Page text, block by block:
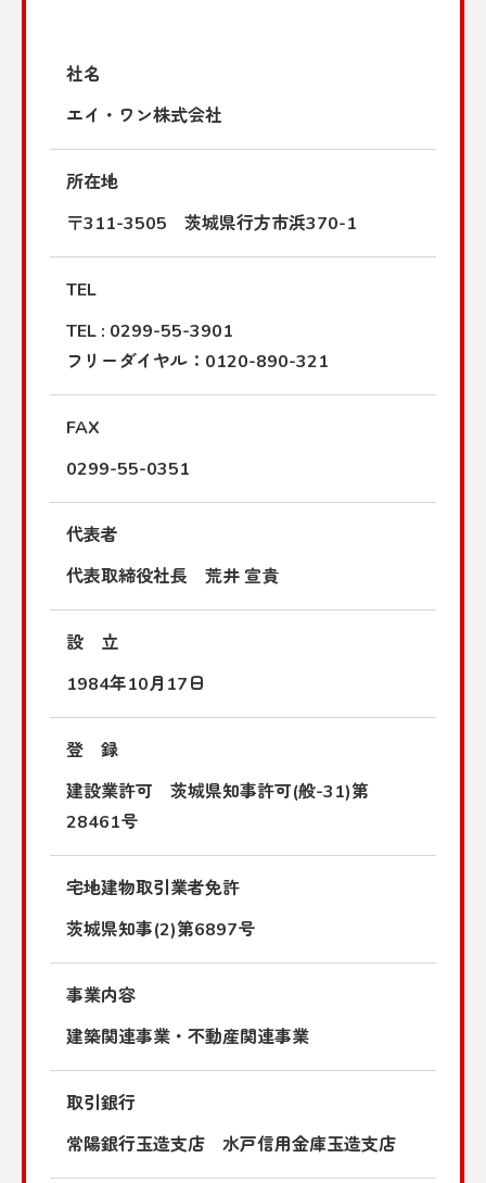
社名
エイ・ワン株式会社
所在地
〒311-3505 茨城県行方市浜370-1
TEL
TEL : 0299-55-3901
フリーダイヤル：0120-890-321
FAX
0299-55-0351
代表者
代表取締役社長 荒井 宣貴
設 立
1984年10月17日
登 録
建設業許可 茨城県知事許可(般-31)第
28461号
宅地建物取引業者免許
茨城県知事(2)第6897号
事業内容
建築関連事業・不動産関連事業
取引銀行
常陽銀行玉造支店 水戸信用金庫玉造支店